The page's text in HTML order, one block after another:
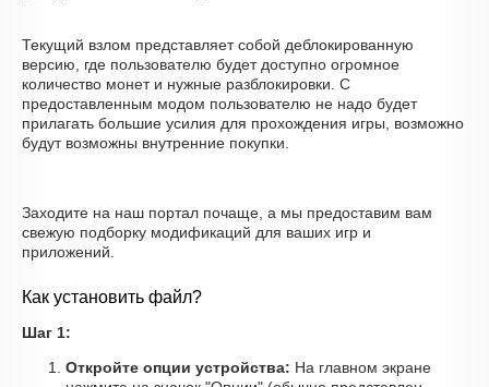
Текущий взлом представляет собой деблокированную
версию, где пользователю будет доступно огромное
количество монет и нужные разблокировки. С
предоставленным модом пользователю не надо будет
прилагать большие усилия для прохождения игры, возможно
будут возможны внутренние покупки.
Заходите на наш портал почаще, а мы предоставим вам
свежую подборку модификаций для ваших игр и
приложений.
Как установить файл?
Шаг 1:
Откройте опции устройства: На главном экране